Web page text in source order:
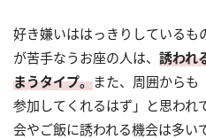
好き嫌いははっきりしているも
が苦手なうお座の人は、 誘われ
まうタイプ。また、周囲からも
参加してくれるはず」と思われ
会やご飯に誘われる機会は多い